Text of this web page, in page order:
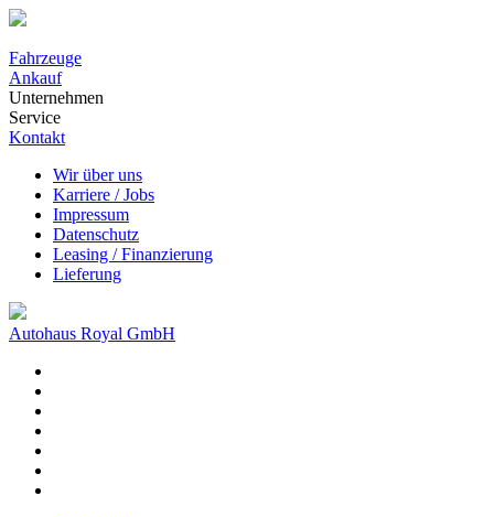
Fahrzeuge
Ankauf
Unternehmen
Service
Kontakt
Wir über uns
Karriere / Jobs
Impressum
Datenschutz
Leasing / Finanzierung
Lieferung
Autohaus Royal GmbH